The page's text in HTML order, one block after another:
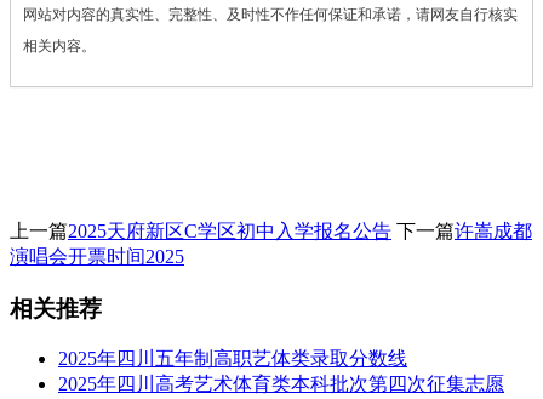
网站对内容的真实性、完整性、及时性不作任何保证和承诺，请网友自行核实
相关内容。
上一篇2025天府新区C学区初中入学报名公告 下一篇许嵩成都
演唱会开票时间2025
相关推荐
2025年四川五年制高职艺体类录取分数线
2025年四川高考艺术体育类本科批次第四次征集志愿